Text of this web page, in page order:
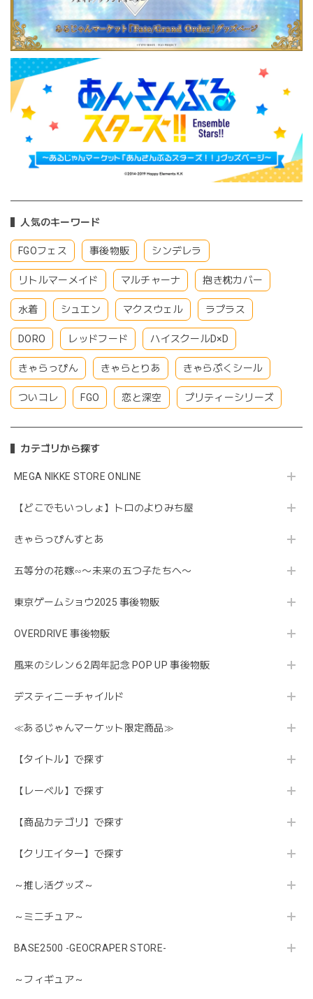
人気のキーワード
FGOフェス 事後物販 シンデレラ
リトルマーメイド マルチャーナ 抱き枕カバー
水着 シュエン マクスウェル ラプラス
DORO レッドフード ハイスクールD×D
きゃらっぴん きゃらとりあ きゃらぷくシール
ついコレ FGO 恋と深空 プリティーシリーズ
カテゴリから探す
MEGA NIKKE STORE ONLINE
【どこでもいっしょ】トロのよりみち屋
きゃらっぴんすとあ
五等分の花嫁∽〜未来の五つ子たちへ〜
東京ゲームショウ2025 事後物販
OVERDRIVE 事後物販
風来のシレン６2周年記念 POP UP 事後物販
デスティニーチャイルド
≪あるじゃんマーケット限定商品≫
【タイトル】で探す
【レーベル】で探す
【商品カテゴリ】で探す
【クリエイター】で探す
～推し活グッズ～
～ミニチュア～
BASE2500 -GEOCRAPER STORE-
～フィギュア～